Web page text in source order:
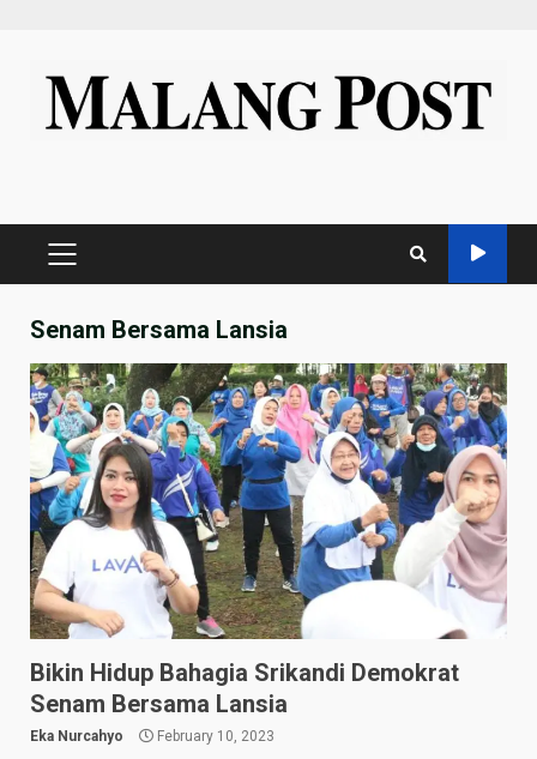
content
PRIMARY
Senam Bersama Lansia
Bikin Hidup Bahagia Srikandi Demokrat
Senam Bersama Lansia
Eka Nurcahyo February 10, 2023